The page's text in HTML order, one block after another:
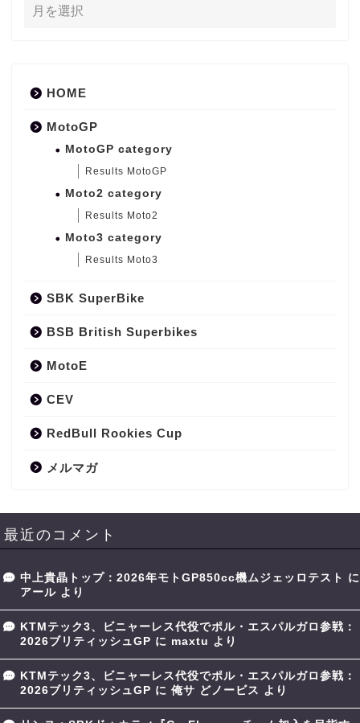
HOME
MotoGP
MotoGP category
Results MotoGP
Moto2 category
Results Moto2
Moto3 category
Results Moto3
SBK SuperBike
BSB British Superbikes
MotoE
CEV
RedBull Rookies Cup
メルマガ
最近のコメント
中上貴晶トップ：2026年モトGP850cc機ムジェッロテスト に
アール より
KTMテック3、ビニャーレス代役でポル・エスパルガロ参戦：
2026ブリティッシュGP に maxtu より
KTMテック3、ビニャーレス代役でポル・エスパルガロ参戦：
2026ブリティッシュGP に 俺サ どノービス より